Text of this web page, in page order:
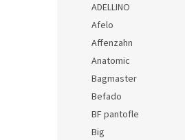
ADELLINO
Afelo
Affenzahn
Anatomic
Bagmaster
Befado
BF pantofle
Big